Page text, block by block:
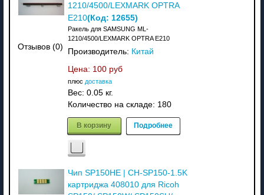
Отзывов (0)
1210/4500/LEXMARK OPTRA
E210(Код: 12655)
Ракель для SAMSUNG ML-
1210/4500/LEXMARK OPTRA E210
Производитель: Китай
Цена: 100 руб
плюс доставка
Вес: 0.05 кг.
Количество на складе: 180
В корзину Подробнее
Чип SP150HE | CH-SP150-1.5K
картриджа 408010 для Ricoh